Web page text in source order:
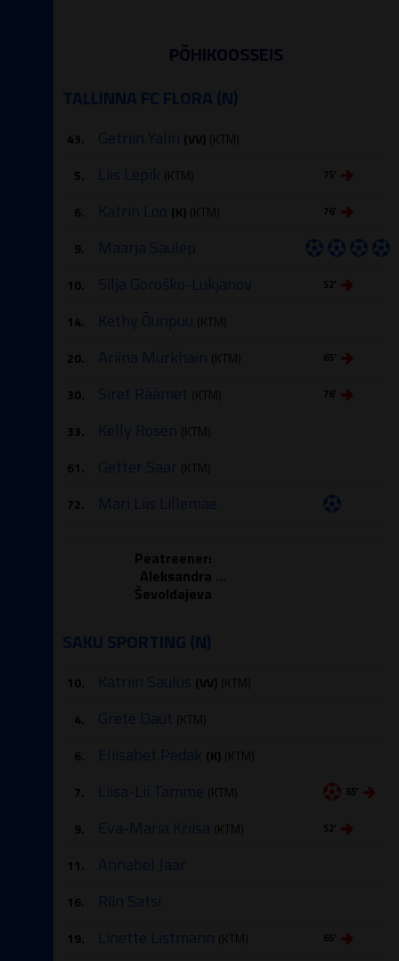
PÕHIKOOSSEIS
TALLINNA FC FLORA (N)
43. Getriin Yalin (VV) (KTM)
5.
75′
Liis Lepik (KTM)
6.
76′
Katrin Loo (K) (KTM)
9.
Maarja Saulep
10. 52′
Silja Goroško-Lukjanov
14. Kethy Õunpuu (KTM)
20.
65′
Ariina Mürkhain (KTM)
30.
76′
Siret Räämet (KTM)
33.
Kelly Rosen (KTM)
61.
Getter Saar (KTM)
72.
Mari Liis Lillemäe
Peatreener:
Aleksandra
Ševoldajeva
...
SAKU SPORTING (N)
10. Katriin Saulus (VV) (KTM)
4.
Grete Daut (KTM)
6.
Eliisabet Pedak (K) (KTM)
7.
65′
Liisa-Lii Tamme (KTM)
9.
52′
Eva-Maria Kriisa (KTM)
11.
Annabel Jäär
16. Riin Satsi
19. 65′
Linette Listmann (KTM)